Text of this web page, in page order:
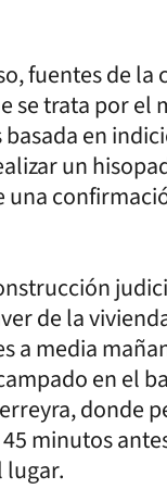
fuentes de la
se trata por el
en
un
una
de la
a media
en el
donde
minutos
lugar.